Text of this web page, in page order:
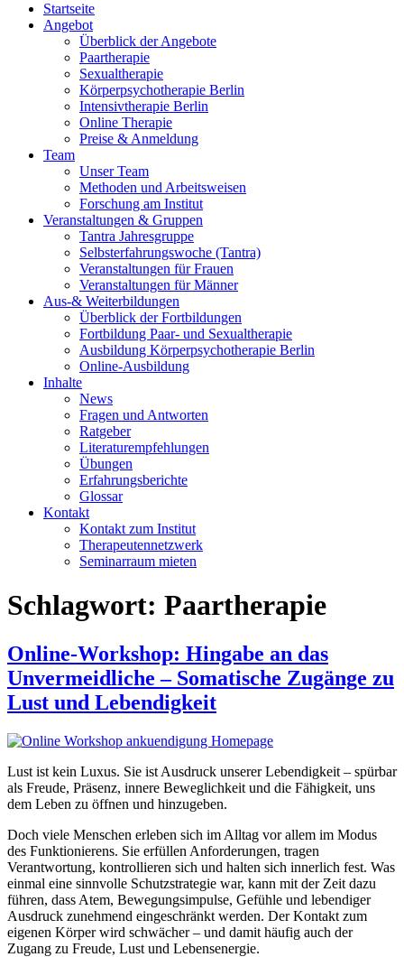
Startseite
Angebot
Überblick der Angebote
Paartherapie
Sexualtherapie
Körperpsychotherapie Berlin
Intensivtherapie Berlin
Online Therapie
Preise & Anmeldung
Team
Unser Team
Methoden und Arbeitsweisen
Forschung am Institut
Veranstaltungen & Gruppen
Tantra Jahresgruppe
Selbsterfahrungswoche (Tantra)
Veranstaltungen für Frauen
Veranstaltungen für Männer
Aus-& Weiterbildungen
Überblick der Fortbildungen
Fortbildung Paar- und Sexualtherapie
Ausbildung Körperpsychotherapie Berlin
Online-Ausbildung
Inhalte
News
Fragen und Antworten
Ratgeber
Literaturempfehlungen
Übungen
Erfahrungsberichte
Glossar
Kontakt
Kontakt zum Institut
Therapeutennetzwerk
Seminarraum mieten
Schlagwort: Paartherapie
Online-Workshop: Hingabe an das
Unvermeidliche – Somatische Zugänge zu
Lust und Lebendigkeit
Lust ist kein Luxus. Sie ist Ausdruck unserer Lebendigkeit – spürbar
als Freude, Präsenz, innere Beweglichkeit und die Fähigkeit, uns
dem Leben zu öffnen und hinzugeben.
Doch viele Menschen erleben sich im Alltag vor allem im Modus
des Funktionierens. Sie erfüllen Anforderungen, tragen
Verantwortung, kontrollieren sich und halten sich innerlich fest. Was
einmal eine sinnvolle Schutzstrategie war, kann mit der Zeit dazu
führen, dass Atem, Bewegungsimpulse, Gefühle und lebendiger
Ausdruck zunehmend eingeschränkt werden. Der Kontakt zum
eigenen Körper wird schwächer – und damit häufig auch der
Zugang zu Freude, Lust und Lebensenergie.